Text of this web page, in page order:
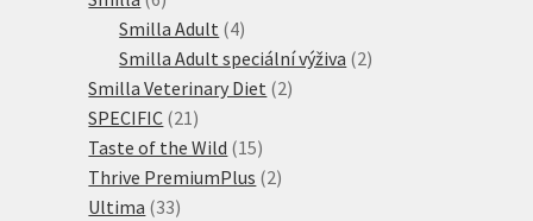
produktů
Smilla Adult 44
produkty
Smilla Adult speciální výživa 22
Smilla Veterinary Diet 22
SPECIFIC 21 21
produktů
Taste of the Wild 1515
produktů
Thrive PremiumPlus 22
Ultima 3333